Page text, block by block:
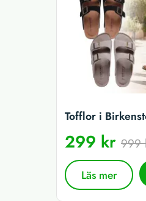
Tofflor i
299 kr 999
Läs mer